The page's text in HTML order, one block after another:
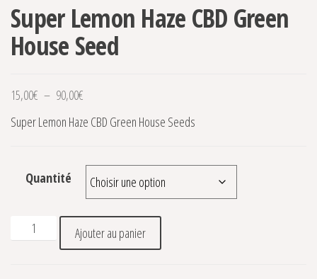
Super Lemon Haze CBD Green
House Seed
15,00€ – 90,00€
Super Lemon Haze CBD Green House Seeds
Quantité
quantité de Super Lemon Haze CBD Green House Seed
Ajouter au panier